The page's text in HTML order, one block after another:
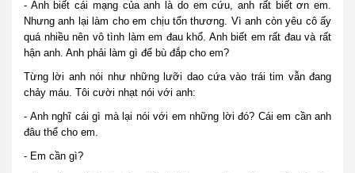
- Anh biết cái mạng của anh là do em cứu, anh rất biết ơn em.
Nhưng anh lại làm cho em chịu tổn thương. Vì anh còn yêu cô ấy
quá nhiều nên vô tình làm em đau khổ. Anh biết em rất đau và rất
hận anh. Anh phải làm gì để bù đắp cho em?
Từng lời anh nói như những lưỡi dao cứa vào trái tim vẫn đang
chảy máu. Tôi cười nhạt nói với anh:
- Anh nghĩ cái gì mà lại nói với em những lời đó? Cái em cần anh
đâu thể cho em.
- Em cần gì?